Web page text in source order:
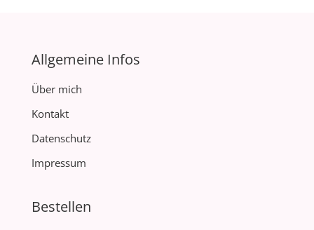
Allgemeine Infos
Über mich
Kontakt
Datenschutz
Impressum
Bestellen